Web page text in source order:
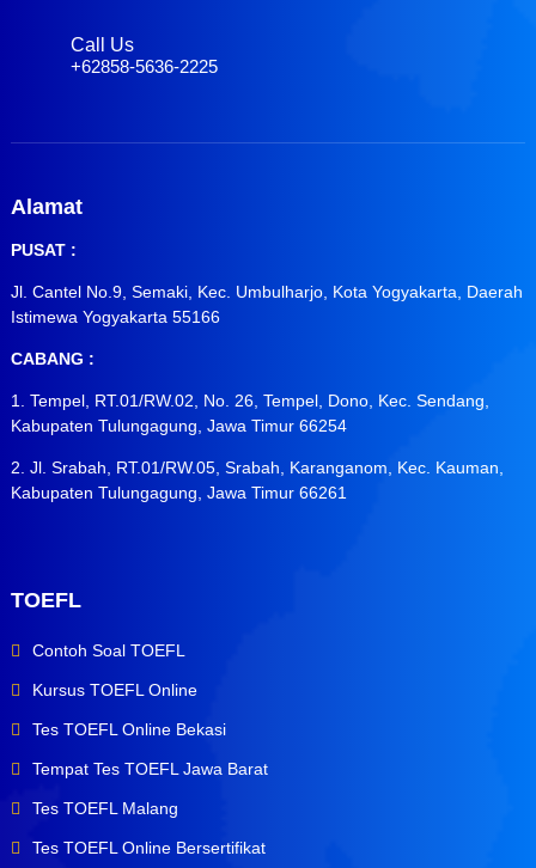
Call Us
+62858-5636-2225
Alamat
PUSAT :
Jl. Cantel No.9, Semaki, Kec. Umbulharjo, Kota Yogyakarta, Daerah
Istimewa Yogyakarta 55166
CABANG :
1. Tempel, RT.01/RW.02, No. 26, Tempel, Dono, Kec. Sendang,
Kabupaten Tulungagung, Jawa Timur 66254
2. Jl. Srabah, RT.01/RW.05, Srabah, Karanganom, Kec. Kauman,
Kabupaten Tulungagung, Jawa Timur 66261
TOEFL
Contoh Soal TOEFL
Kursus TOEFL Online
Tes TOEFL Online Bekasi
Tempat Tes TOEFL Jawa Barat
Tes TOEFL Malang
Tes TOEFL Online Bersertifikat